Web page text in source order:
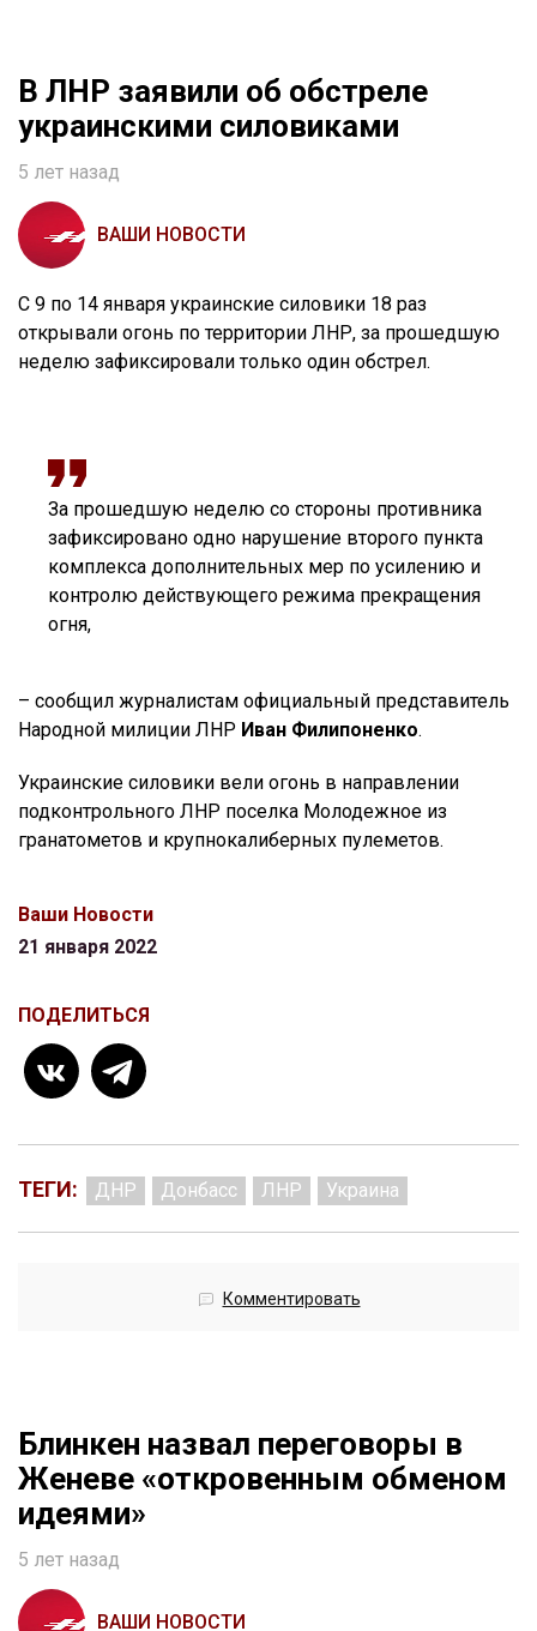
В ЛНР заявили об обстреле
украинскими силовиками
5 лет назад
ВАШИ НОВОСТИ
С 9 по 14 января украинские силовики 18 раз
открывали огонь по территории ЛНР, за прошедшую
неделю зафиксировали только один обстрел.
За прошедшую неделю со стороны противника
зафиксировано одно нарушение второго пункта
комплекса дополнительных мер по усилению и
контролю действующего режима прекращения
огня,
– сообщил журналистам официальный представитель
Народной милиции ЛНР Иван Филипоненко.
Украинские силовики вели огонь в направлении
подконтрольного ЛНР поселка Молодежное из
гранатометов и крупнокалиберных пулеметов.
Ваши Новости
21 января 2022
ПОДЕЛИТЬСЯ
ТЕГИ: ДНР Донбасс ЛНР Украина
Комментировать
Блинкен назвал переговоры в
Женеве «откровенным обменом
идеями»
5 лет назад
ВАШИ НОВОСТИ